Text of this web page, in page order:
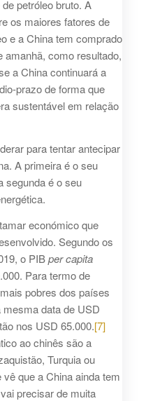
petróleo bruto. A
os maiores fatores de
e a China tem comprado
como resultado,
a China continuará a
prazo de forma que
sustentável em relação
para tentar antecipar
A primeira é o seu
segunda é o seu
económico que
Segundo os
o PIBper capita
Para termo de
pobres dos países
data de USD
nos USD 65.000.[7]
ao chinês são a
Turquia ou
que a China ainda tem
precisar de muita